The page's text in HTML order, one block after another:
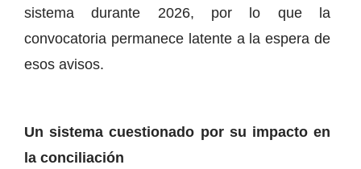
sistema durante 2026, por lo que la
convocatoria permanece latente a la espera de
esos avisos.
Un sistema cuestionado por su impacto en
la conciliación